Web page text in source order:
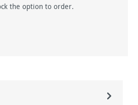
the option to order.